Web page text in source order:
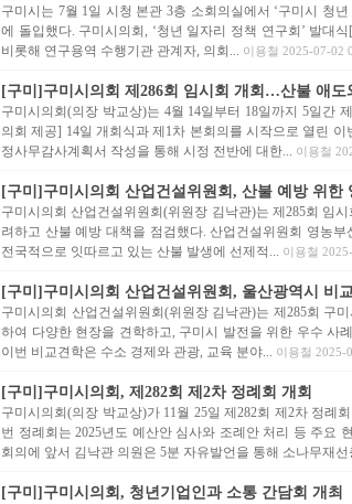
구미시는 7월 1일 시청 본관 3층 소회의실에서 ‘구미시 청
에 돌입했다. 구미시의회, ‘청년 일자리 정책 연구회’ 발대
비롯해 연구용역 수행기관 관계자, 의회... 이용철 2025-07-02
[구미]구미시의회 제286회 임시회 개회…산불 애도
구미시의회(의장 박교상)는 4월 14일부터 18일까지 5일간
의회 제공] 14일 개회식과 제1차 본회의를 시작으로 열린
정사무감사계획서 작성을 통해 시정 전반에 대한... 이용철
[구미]구미시의회 산업건설위원회, 산불 예방 위한
구미시의회 산업건설위원회(위원장 김낙관)는 제285회 임
려하고 산불 예방 대책을 점검했다. 산업건설위원회 영농
전국적으로 잇따르고 있는 산불 발생에 선제적... 이용철
[구미]구미시의회 산업건설위원회, 울산광역시 비
구미시의회 산업건설위원회(위원장 김낙관)는 제285회 구
하여 다양한 현장을 견학하고, 구미시 발전을 위한 우수 사
이번 비교견학은 수소 경제와 관광, 교육 분야... 이용철 2025-
[구미]구미시의회, 제282회 제2차 정례회 개회
구미시의회(의장 박교상)가 11월 25일 제282회 제2차 정례
번 정례회는 2025년도 예산안 심사와 조례안 처리 등 주요
회의에 앞서 김낙관 의원은 5분 자유발언을 통해 소나무재선
[구미]구미시의회, 청년기업인과 소통 간담회 개최